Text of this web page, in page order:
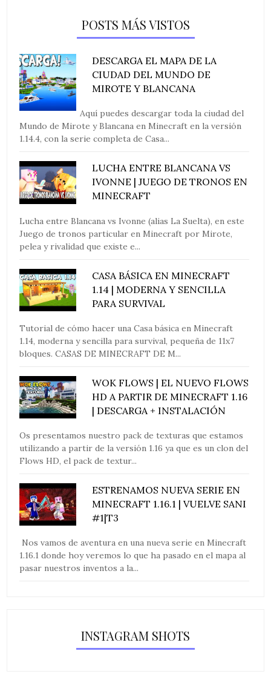
POSTS MÁS VISTOS
DESCARGA EL MAPA DE LA
CIUDAD DEL MUNDO DE
MIROTE Y BLANCANA
Aquí puedes descargar toda la ciudad del
Mundo de Mirote y Blancana en Minecraft en la versión
1.14.4, con la serie completa de Casa...
LUCHA ENTRE BLANCANA VS
IVONNE | JUEGO DE TRONOS EN
MINECRAFT
Lucha entre Blancana vs Ivonne (alias La Suelta), en este
Juego de tronos particular en Minecraft por Mirote,
pelea y rivalidad que existe e...
CASA BÁSICA EN MINECRAFT
1.14 | MODERNA Y SENCILLA
PARA SURVIVAL
Tutorial de cómo hacer una Casa básica en Minecraft
1.14, moderna y sencilla para survival, pequeña de 11x7
bloques. CASAS DE MINECRAFT DE M...
WOK FLOWS | EL NUEVO FLOWS
HD A PARTIR DE MINECRAFT 1.16
| DESCARGA + INSTALACIÓN
Os presentamos nuestro pack de texturas que estamos
utilizando a partir de la versión 1.16 ya que es un clon del
Flows HD, el pack de textur...
ESTRENAMOS NUEVA SERIE EN
MINECRAFT 1.16.1 | VUELVE SANI
#1|T3
Nos vamos de aventura en una nueva serie en Minecraft
1.16.1 donde hoy veremos lo que ha pasado en el mapa al
pasar nuestros inventos a la...
INSTAGRAM SHOTS